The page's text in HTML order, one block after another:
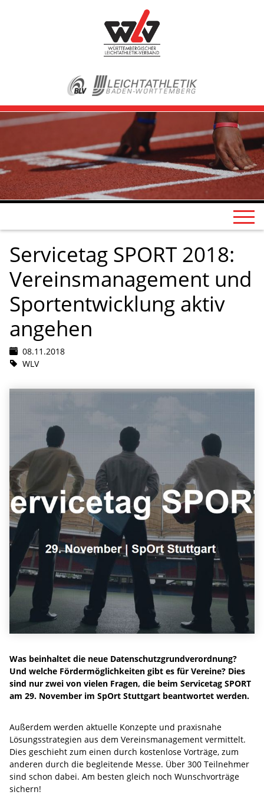
Servicetag SPORT 2018:
Vereinsmanagement und
Sportentwicklung aktiv
angehen
08.11.2018
WLV
Was beinhaltet die neue Datenschutzgrundverordnung?
Und welche Fördermöglichkeiten gibt es für Vereine? Dies
sind nur zwei von vielen Fragen, die beim Servicetag SPORT
am 29. November im SpOrt Stuttgart beantwortet werden.
Außerdem werden aktuelle Konzepte und praxisnahe
Lösungsstrategien aus dem Vereinsmanagement vermittelt.
Dies geschieht zum einen durch kostenlose Vorträge, zum
anderen durch die begleitende Messe. Über 300 Teilnehmer
sind schon dabei. Am besten gleich noch Wunschvorträge
sichern!